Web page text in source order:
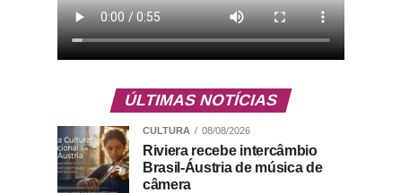
ÚLTIMAS NOTÍCIAS
CULTURA 08/08/2026
Riviera recebe intercâmbio
Brasil-Áustria de música de
câmera